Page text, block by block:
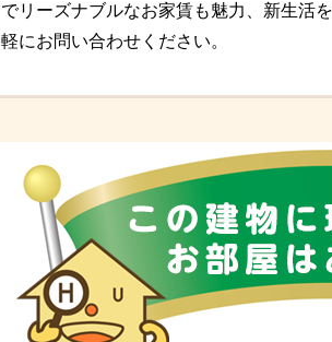
でリーズナブルなお家賃も魅力、新生活
軽にお問い合わせください。